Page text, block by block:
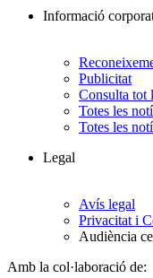
Informació
Publicitat
Consulta tot
Totes les
Totes les
Legal
Avís legal
Privacitat i
Audiència
Amb la col·laboració de: